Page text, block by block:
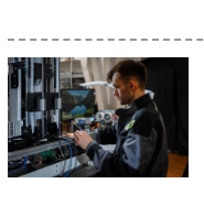
РАЗДЕЛЫ
Новости